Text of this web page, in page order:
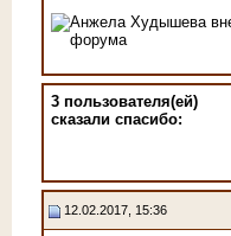
3 пользователя(ей)
сказали cпасибо:
12.02.2017, 15:36